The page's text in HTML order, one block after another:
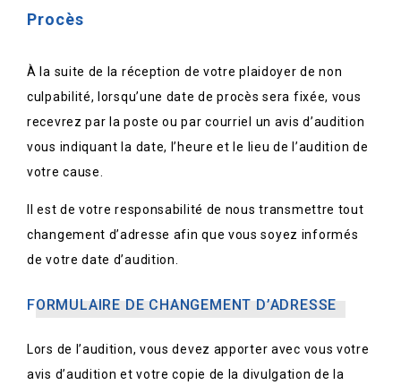
Procès
À la suite de la réception de votre plaidoyer de non
culpabilité, lorsqu’une date de procès sera fixée, vous
recevrez par la poste ou par courriel un avis d’audition
vous indiquant la date, l’heure et le lieu de l’audition de
votre cause.
Il est de votre responsabilité de nous transmettre tout
changement d’adresse afin que vous soyez informés
de votre date d’audition.
FORMULAIRE DE CHANGEMENT D’ADRESSE
Lors de l’audition, vous devez apporter avec vous votre
avis d’audition et votre copie de la divulgation de la